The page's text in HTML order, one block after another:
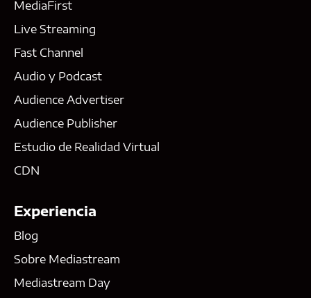
MediaFirst
Live Streaming
Fast Channel
Audio y Podcast
Audience Advertiser
Audience Publisher
Estudio de Realidad Virtual
CDN
Experiencia
Blog
Sobre Mediastream
Mediastream Day